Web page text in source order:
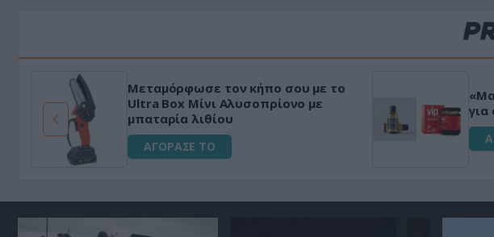
Μεταμόρφωσε τον κήπο σου με το
Ultra Box Μίνι Αλυσοπρίονο με
μπαταρία λιθίου
ΑΓΟΡΑΣΕ ΤΟ
για